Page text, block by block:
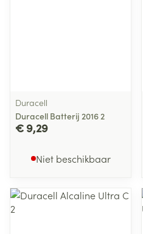
Duracell
Duracell Batterij 2016 2
€ 9,29
Niet beschikbaar